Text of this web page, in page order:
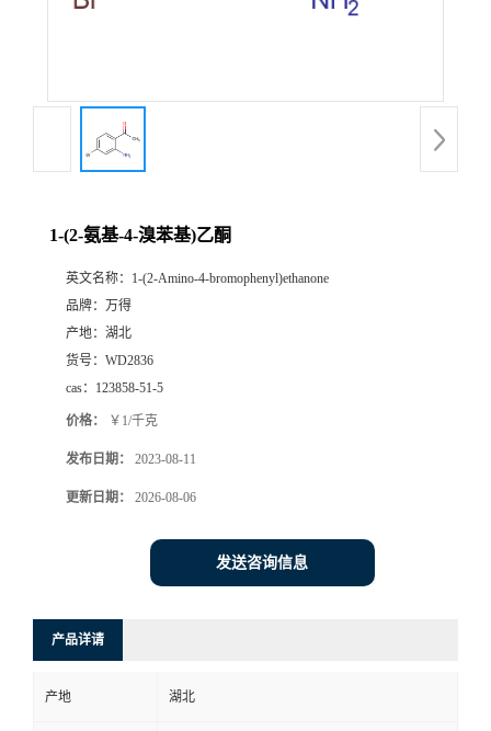
1-(2-氨基-4-溴苯基)乙酮
英文名称： 1-(2-Amino-4-bromophenyl)ethanone
品牌： 万得
产地： 湖北
货号： WD2836
cas： 123858-51-5
价格： ￥1/千克
发布日期： 2023-08-11
更新日期： 2026-08-06
发送咨询信息
产品详请
产地 湖北